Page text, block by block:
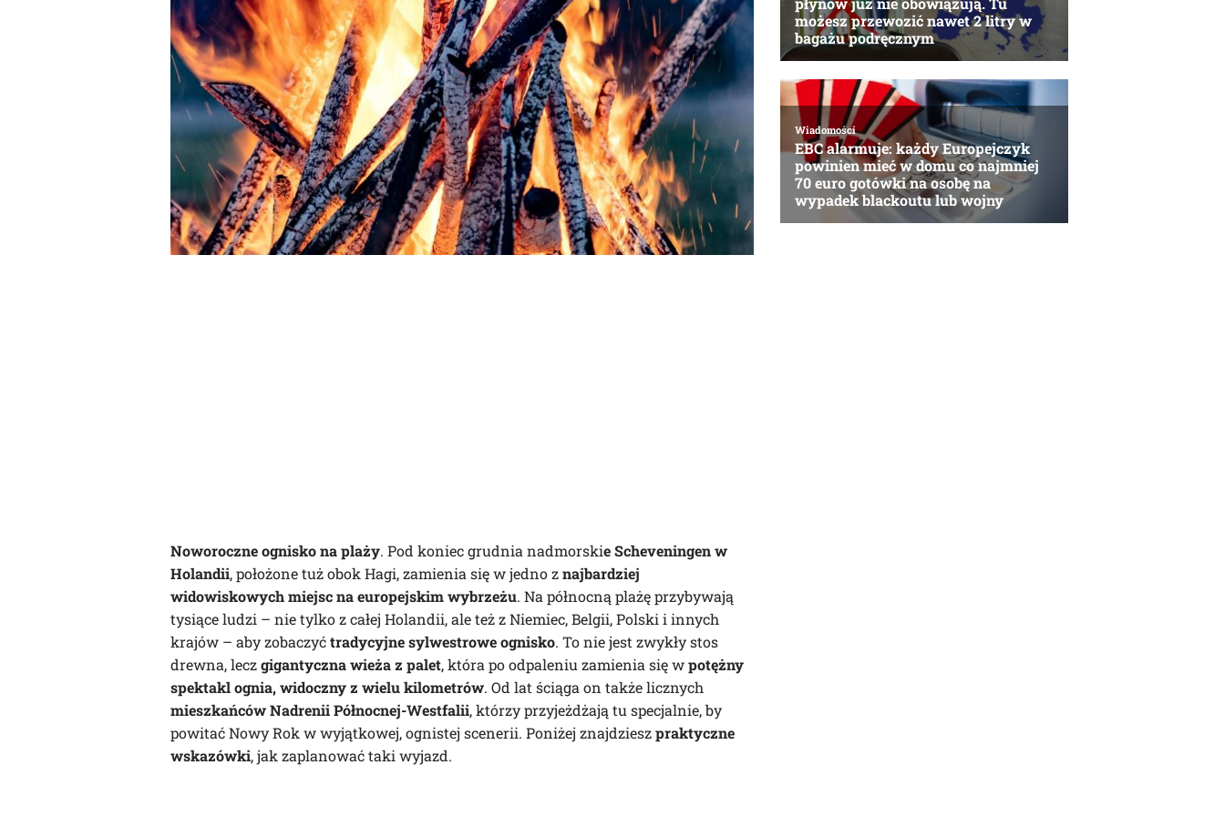
Noworoczne ognisko na plaży. Pod koniec grudnia nadmorskie Scheveningen w
Holandii, położone tuż obok Hagi, zamienia się w jedno znajbardziej
widowiskowych miejsc na europejskim wybrzeżu. Na północną plażę przybywają
tysiące ludzi – nie tylko z całej Holandii, ale też z Niemiec, Belgii, Polski i innych
krajów – aby zobaczyćtradycyjne sylwestrowe ognisko. To nie jest zwykły stos
drewna, leczgigantyczna wieża z palet, która po odpaleniu zamienia się wpotężny
spektakl ognia, widoczny z wielu kilometrów. Od lat ściąga on także licznych
mieszkańców Nadrenii Północnej-Westfalii, którzy przyjeżdżają tu specjalnie, by
powitać Nowy Rok w wyjątkowej, ognistej scenerii. Poniżej znajdzieszpraktyczne
wskazówki, jak zaplanować taki wyjazd.